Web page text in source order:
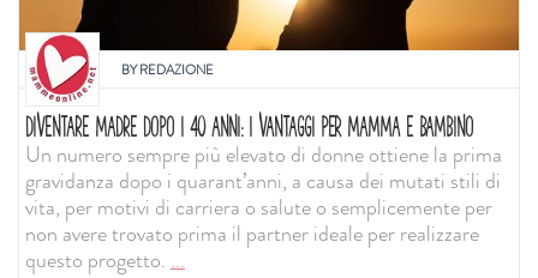
BYREDAZIONE
DIVENTARE MADRE DOPO I 40 ANNI: I VANTAGGI PER MAMMA E BAMBINO
Un numero sempre più elevato di donne ottiene la prima
gravidanza dopo i quarant’anni, a causa dei mutati stili di
vita, per motivi di carriera o salute o semplicemente per
non avere trovato prima il partner ideale per realizzare
questo progetto....